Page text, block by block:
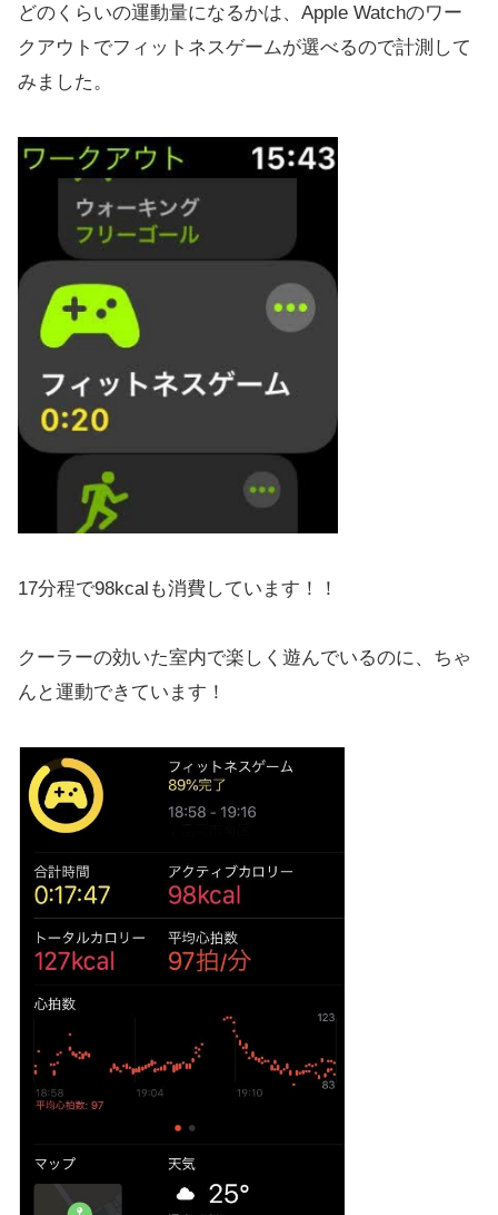
どのくらいの運動量になるかは、Apple Watchのワー
クアウトでフィットネスゲームが選べるので計測して
みました。
17分程で98kcalも消費しています！！
クーラーの効いた室内で楽しく遊んでいるのに、ちゃ
んと運動できています！